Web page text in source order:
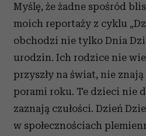
Myślę, że żadne spośród
moich reportaży z cyklu
obchodzi nie tylko Dnia
urodzin. Ich rodzice nie
przyszły na świat, nie
porami roku. Te dzieci nie
zaznają czułości. Dzień
w społecznościach